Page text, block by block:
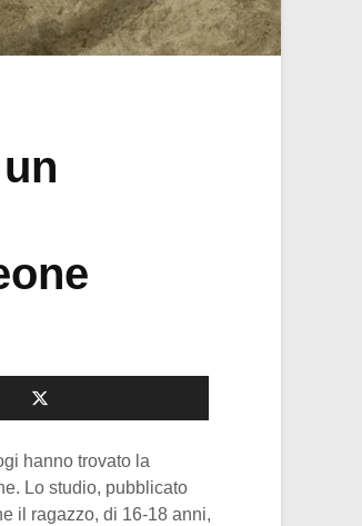
hanno trovato la
Lo studio, pubblicato
il ragazzo, di 16-18 anni,